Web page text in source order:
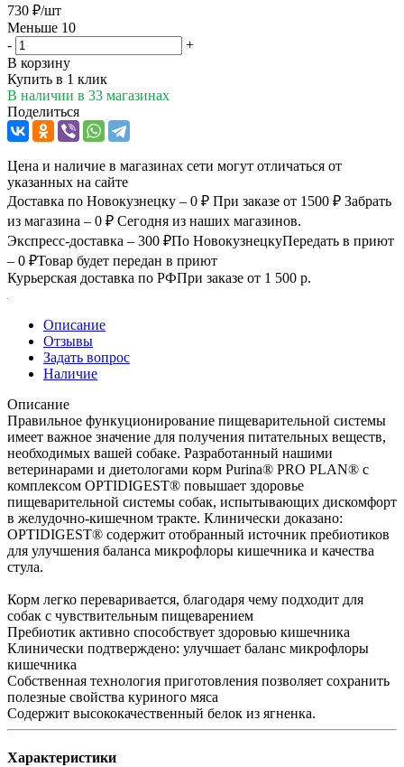
730 ₽/шт
Меньше 10
-
+
В корзину
Купить в 1 клик
В наличии в 33 магазинах
Поделиться
Цена и наличие в магазинах сети могут отличаться от
указанных на сайте
Доставка по Новокузнецку – 0 ₽ При заказе от 1500 ₽ Забрать
из магазина – 0 ₽ Сегодня из наших магазинов.
Экспресс-доставка – 300 ₽По НовокузнецкуПередать в приют
– 0 ₽Товар будет передан в приют
Курьерская доставка по РФПри заказе от 1 500 р.
Описание
Отзывы
Задать вопрос
Наличие
Описание
Правильное функуционирование пищеварительной системы
имеет важное значение для получения питательных веществ,
необходимых вашей собаке. Разработанный нашими
ветеринарами и диетологами корм Purina® PRO PLAN® с
комплексом OPTIDIGEST® повышает здоровье
пищеварительной системы собак, испытывающих дискомфорт
в желудочно-кишечном тракте. Клинически доказано:
OPTIDIGEST® содержит отобранный источник пребиотиков
для улучшения баланса микрофлоры кишечника и качества
стула.
Корм легко переваривается, благодаря чему подходит для
собак с чувствительным пищеварением
Пребиотик активно способствует здоровью кишечника
Клинически подтверждено: улучшает баланс микрофлоры
кишечника
Собственная технология приготовления позволяет сохранить
полезные свойства куриного мяса
Содержит высококачественный белок из ягненка.
Характеристики